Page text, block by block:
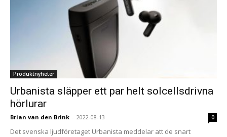
Produktnyheter
Urbanista släpper ett par helt solcellsdrivna
hörlurar
Brian van den Brink - 2022-08-13 0
Det svenska ljudföretaget Urbanista meddelar att de snart